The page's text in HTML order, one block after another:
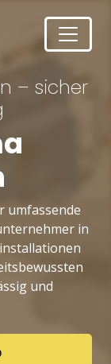
– sicher
umfassende
in
und